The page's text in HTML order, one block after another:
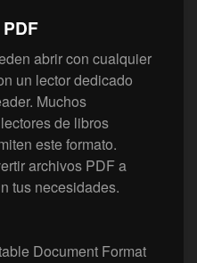
abrir con cualquier
un lector dedicado
Muchos
de libros
este formato.
archivos PDF a
tus necesidades.
Document Format